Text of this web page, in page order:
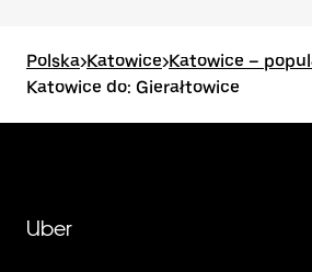
Polska>Katowice>Katowice –
Katowice do: Gierałtowice
Uber